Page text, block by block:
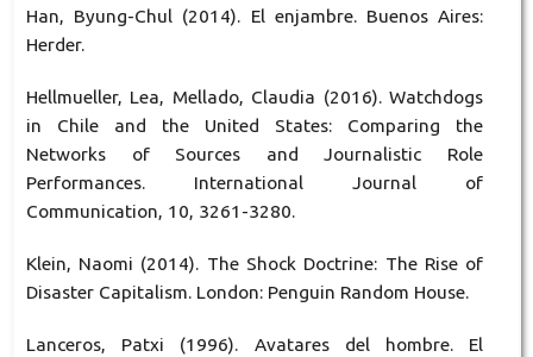
Han, Byung-Chul (2014). El enjambre. Buenos Aires:
Herder.
Hellmueller, Lea, Mellado, Claudia (2016). Watchdogs
in Chile and the United States: Comparing the
Networks of Sources and Journalistic Role
Performances. International Journal of
Communication, 10, 3261-3280.
Klein, Naomi (2014). The Shock Doctrine: The Rise of
Disaster Capitalism. London: Penguin Random House.
Lanceros, Patxi (1996). Avatares del hombre. El